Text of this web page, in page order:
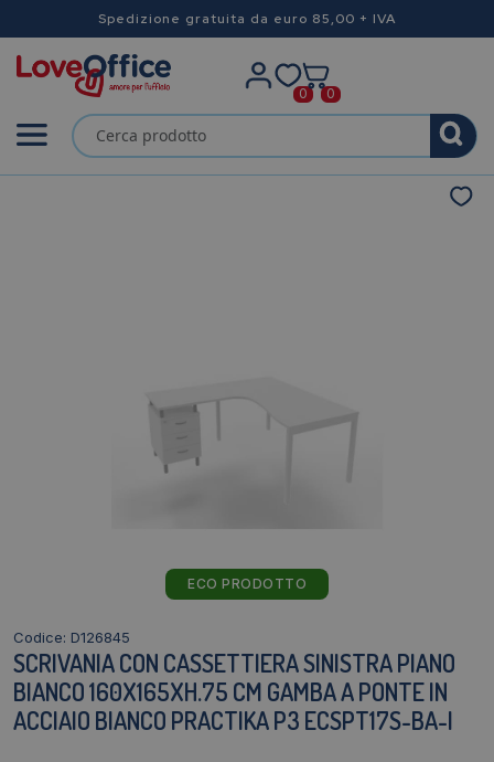
Spedizione gratuita da euro 85,00 + IVA
0 0
ECO PRODOTTO
Codice: D126845
SCRIVANIA CON CASSETTIERA SINISTRA PIANO
BIANCO 160X165XH.75 CM GAMBA A PONTE IN
ACCIAIO BIANCO PRACTIKA P3 ECSPT17S-BA-I